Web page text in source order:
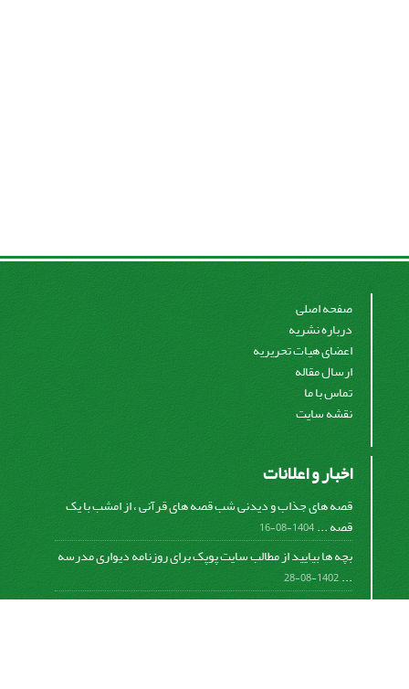
صفحه اصلی
درباره نشریه
اعضای هیات تحریریه
ارسال مقاله
تماس با ما
نقشه سایت
اخبار و اعلانات
قصه های جذاب و دیدنی شب قصه های قرآنی ، از امشب با یک
قصه ...1404-08-16
بچه ها بیایید از مطالب سایت پوپک برای روزنامه دیواری مدرسه
...
1402-08-28